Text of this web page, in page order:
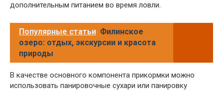
дополнительным питанием во время ловли.
Популярные статьи Филинское
озеро: отдых, экскурсии и красота
природы
В качестве основного компонента прикормки можно
использовать панировочные сухари или панировку